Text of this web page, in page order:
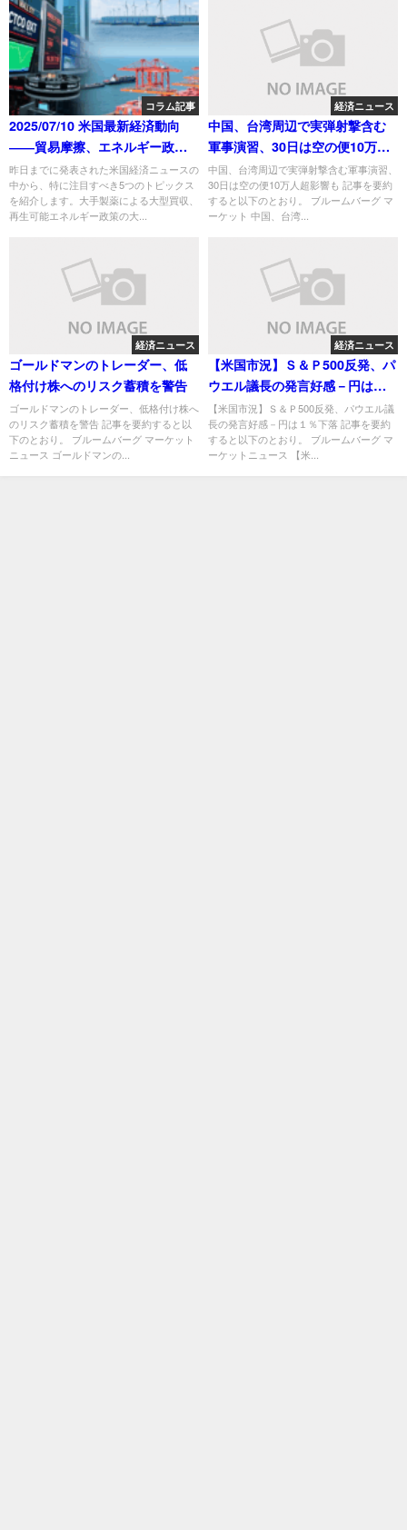
コラム記事
2025/07/10 米国最新経済動向
――貿易摩擦、エネルギー政
策、企業買収の潮流
昨日までに発表された米国経済ニュースの
中から、特に注目すべき5つのトピックス
を紹介します。大手製薬による大型買収、
再生可能エネルギー政策の大...
経済ニュース
中国、台湾周辺で実弾射撃含む
軍事演習、30日は空の便10万人
超影響も
中国、台湾周辺で実弾射撃含む軍事演習、
30日は空の便10万人超影響も 記事を要約
すると以下のとおり。 ブルームバーグ マ
ーケット 中国、台湾...
経済ニュース
ゴールドマンのトレーダー、低
格付け株へのリスク蓄積を警告
ゴールドマンのトレーダー、低格付け株へ
のリスク蓄積を警告 記事を要約すると以
下のとおり。 ブルームバーグ マーケット
ニュース ゴールドマンの...
経済ニュース
【米国市況】Ｓ＆Ｐ500反発、パ
ウエル議長の発言好感－円は
１％下落
【米国市況】Ｓ＆Ｐ500反発、パウエル議
長の発言好感－円は１％下落 記事を要約
すると以下のとおり。 ブルームバーグ マ
ーケットニュース 【米...